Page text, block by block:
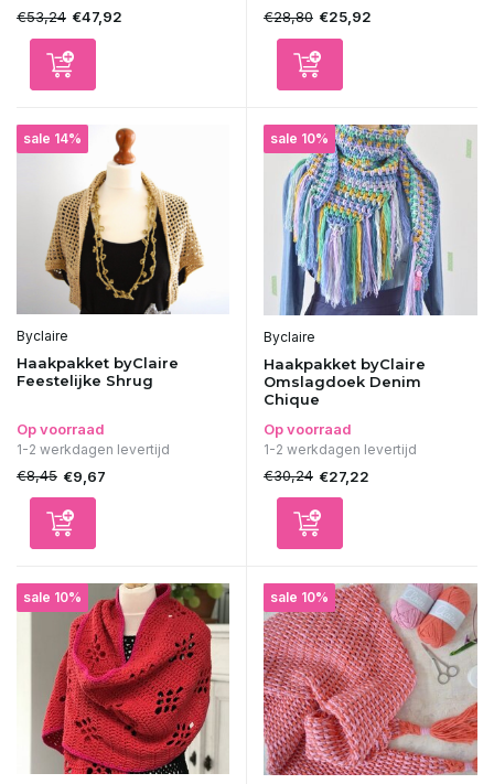
€53,24 €47,92 €28,80 €25,92
sale 14%
Byclaire
Haakpakket byClaire
Feestelijke Shrug
Op voorraad
1-2 werkdagen levertijd
€8,45 €9,67
sale 10%
Byclaire
Haakpakket byClaire
Omslagdoek Denim
Chique
Op voorraad
1-2 werkdagen levertijd
€30,24 €27,22
sale 10% sale 10%